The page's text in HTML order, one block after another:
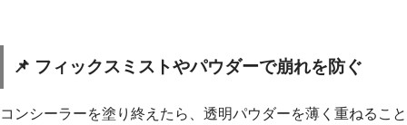
📌 フィックスミストやパウダーで崩れを防ぐ
コンシーラーを塗り終えたら、透明パウダーを薄く重ねること